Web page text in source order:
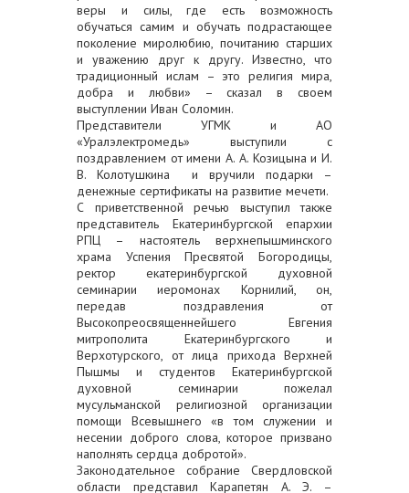
веры и силы, где есть возможность
обучаться самим и обучать подрастающее
поколение миролюбию, почитанию старших
и уважению друг к другу. Известно, что
традиционный ислам – это религия мира,
добра и любви» – сказал в своем
выступлении Иван Соломин.
Представители УГМК и АО
«Уралэлектромедь» выступили с
поздравлением от имени А. А. Козицына и И.
В. Колотушкина и вручили подарки –
денежные сертификаты на развитие мечети.
С приветственной речью выступил также
представитель Екатеринбургской епархии
РПЦ – настоятель верхнепышминского
храма Успения Пресвятой Богородицы,
ректор екатеринбургской духовной
семинарии иеромонах Корнилий, он,
передав поздравления от
Высокопреосвященнейшего Евгения
митрополита Екатеринбургского и
Верхотурского, от лица прихода Верхней
Пышмы и студентов Екатеринбургской
духовной семинарии пожелал
мусульманской религиозной организации
помощи Всевышнего «в том служении и
несении доброго слова, которое призвано
наполнять сердца добротой».
Законодательное собрание Свердловской
области представил Карапетян А. Э. –